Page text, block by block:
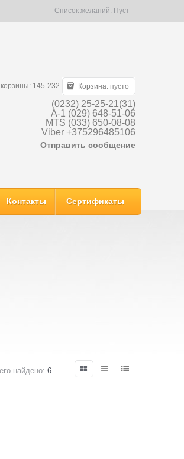
Список желаний: Пуст
145-232 Корзина: пусто
(0232) 25-25-21(31)
A-1 (029) 648-51-06
MTS (033) 650-08-08
Viber +375296485106
Отправить сообщение
Контакты Сертификаты
найдено: 6